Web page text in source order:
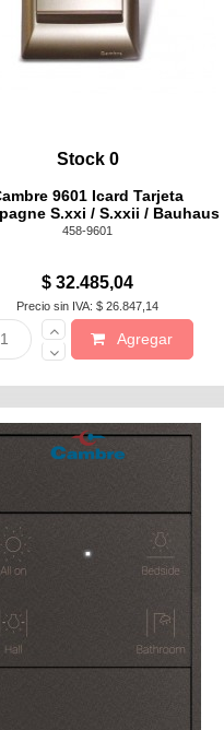
Stock 0
9601 Icard Tarjeta
S.xxi / S.xxii / Bauhaus
458-9601
$ 32.485,04
Precio sin IVA: $ 26.847,14
Agregar